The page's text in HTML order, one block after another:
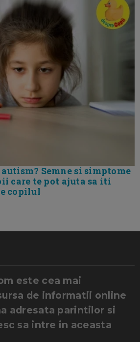
Semne si simptome
care te pot ajuta sa iti
copilul
este cea mai
de informatii online
adresata parintilor si
sa intre in aceasta